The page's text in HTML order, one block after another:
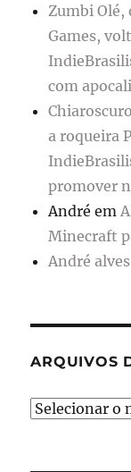
Zumbi Olé,
Games,
com
a roqueira
promover
André em
Minecraft
André alves
ARQUIVOS
Arquivos